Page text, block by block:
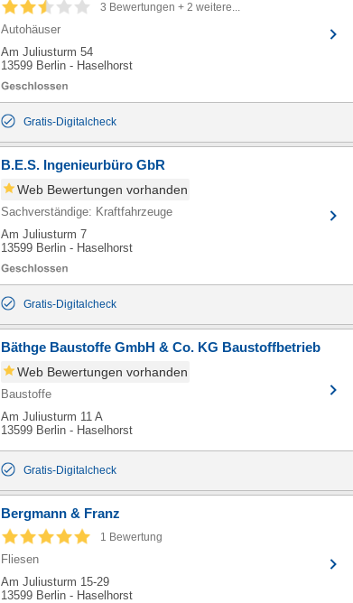
3 Bewertungen + 2 weitere...
Autohäuser
Am Juliusturm 54
13599 Berlin - Haselhorst
Gratis-Digitalcheck
B.E.S. Ingenieurbüro GbR
Web Bewertungen vorhanden
Sachverständige: Kraftfahrzeuge
Am Juliusturm 7
13599 Berlin - Haselhorst
Gratis-Digitalcheck
Bäthge Baustoffe GmbH & Co. KG Baustoffbetrieb
Web Bewertungen vorhanden
Baustoffe
Am Juliusturm 11 A
13599 Berlin - Haselhorst
Gratis-Digitalcheck
Bergmann & Franz
1 Bewertung
Fliesen
Am Juliusturm 15-29
13599 Berlin - Haselhorst